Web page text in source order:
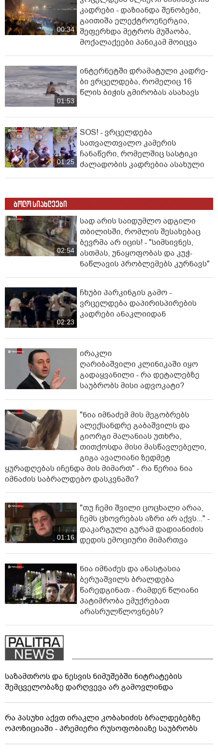
00:34
კადრები - დაზიანდა შენობები,
გაითიშა ელექტროენერგია,
შეფერხდა მეტროს მუშაობა,
მოქალაქეები პანიკამ მოიცვა
01:53
ინ­ტერ­ნეტ­ში დრა­მა­ტუ­ლი კად­რე­
ბი ვრცელდება, რომელიც 16
წლის ბიჭის გმირობას ასახავს
01:25
SOS! - ვრცელდება
სათვალთვალო კამერის
ჩანაწერი, რომელშიც სასტიკი
ძალადობის კადრებია ასახული
ბოლო სიახლეები
02:54
სად არის საიდუმლო ადგილი
თბილისში, რომლის შესახებაც
ბევრმა არ იცის! - "სიმსივნეს,
ასთმას, უნაყოფობას და კუჭ-
ნაწლავის პრობლემებს კურნავს"
02:23
ჩხუბი პარკინგის გამო -
ვრცელდება დაპირისპირების
კადრები ანაკლიიდან
ირაკლი
ღარიბაშვილი კლინიკაში იყო
გადაყვანილი - რა დეტალებზე
საუბრობს მისი ადვოკატი?
"ნია იმნაძემ მის მეგობრებს
ალექსანდრე გაბაშვილს და
გიორგი მალანიას უთხრა,
თითქოსდა მისი მასწავლებელი,
გიგა ავალიანი ზედმეტ
ყურადღებას იჩენდა მის მიმართ" - რა წერია ნია
იმნაძის საბრალდებო დასკვნაში?
01:16
"თუ ჩემი შვილი ცოცხალი არაა,
ჩემს ცხოვრებას აზრი არ აქვს..." -
დაკარგული გურამ დადიანიძის
დედის ემოციური მიმართვა
ნია იმნაძეს და ანასტასია
ბერუაშვილს ბრალდება
წარედგინათ - რამდენ წლიანი
პატიმრობა ემუქრებათ
არასრულწლოვნებს?
საზამთროს და ნესვის ნიმუშებში ნიტრატების
შემცველობაზე დარღვევა არ გამოვლინდა
რა პასუხი აქვთ ირაკლი კობახიძის ბრალდებებზე
ოპოზიციაში - პრემიერი რუსოფობიაზე საუბრობს